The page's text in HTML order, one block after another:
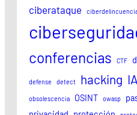
ciberataque
conferencias CTF
defense detect hacking IA
obsolescencia OSINT owasp